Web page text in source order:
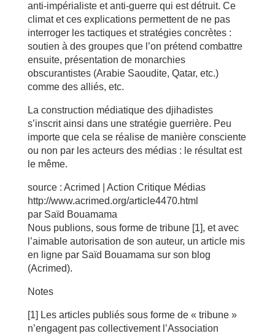
anti-impérialiste et anti-guerre qui est détruit. Ce
climat et ces explications permettent de ne pas
interroger les tactiques et stratégies concrètes :
soutien à des groupes que l’on prétend combattre
ensuite, présentation de monarchies
obscurantistes (Arabie Saoudite, Qatar, etc.)
comme des alliés, etc.
La construction médiatique des djihadistes
s’inscrit ainsi dans une stratégie guerrière. Peu
importe que cela se réalise de manière consciente
ou non par les acteurs des médias : le résultat est
le même.
source : Acrimed | Action Critique Médias
http://www.acrimed.org/article4470.html
par Saïd Bouamama
Nous publions, sous forme de tribune [1], et avec
l’aimable autorisation de son auteur, un article mis
en ligne par Saïd Bouamama sur son blog
(Acrimed).
Notes
[1] Les articles publiés sous forme de « tribune »
n’engagent pas collectivement l’Association